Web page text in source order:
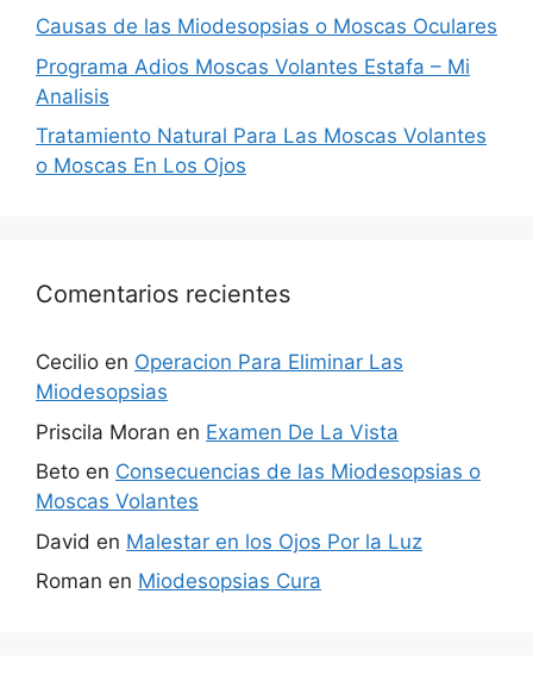
Causas de las Miodesopsias o Moscas Oculares
Programa Adios Moscas Volantes Estafa – Mi
Analisis
Tratamiento Natural Para Las Moscas Volantes
o Moscas En Los Ojos
Comentarios recientes
Cecilio en Operacion Para Eliminar Las
Miodesopsias
Priscila Moran en Examen De La Vista
Beto en Consecuencias de las Miodesopsias o
Moscas Volantes
David en Malestar en los Ojos Por la Luz
Roman en Miodesopsias Cura